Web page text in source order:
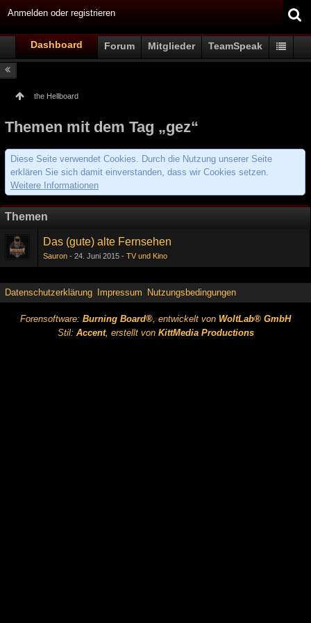
Anmelden oder registrieren
Dashboard Forum Mitglieder TeamSpeak
the Hellboard
Themen mit dem Tag „gez“
Diese Seite verwendet Cookies. Durch die Nutzung unserer Seite
erklären Sie sich damit einverstanden, dass wir Cookies setzen.
Weitere Informationen
Themen
Das (gute) alte Fernsehen
Sauron 24. Juni 2015 TV und Kino
Datenschutzerklärung Impressum Nutzungsbedingungen
Forensoftware: Burning Board®, entwickelt von WoltLab® GmbH
Stil: Accent, erstellt von KittMedia Productions